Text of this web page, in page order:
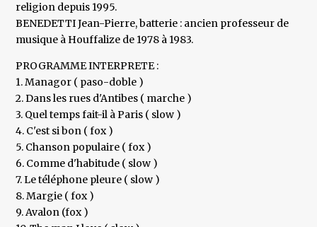
religion depuis 1995.
BENEDETTI Jean-Pierre, batterie : ancien professeur de
musique à Houffalize de 1978 à 1983.
PROGRAMME INTERPRETE :
1. Managor ( paso-doble )
2. Dans les rues d'Antibes ( marche )
3. Quel temps fait-il à Paris ( slow )
4. C'est si bon ( fox )
5. Chanson populaire ( fox )
6. Comme d'habitude ( slow )
7. Le téléphone pleure ( slow )
8. Margie ( fox )
9. Avalon (fox )